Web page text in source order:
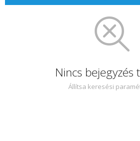
Nincs bejegyzés
Állítsa keresési